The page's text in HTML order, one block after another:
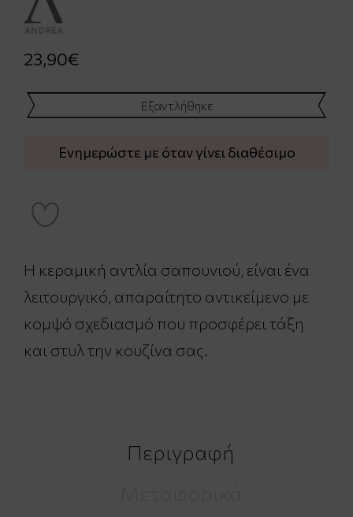
23,90€
Εξαντλήθηκε
Ενημερώστε με όταν γίνει διαθέσιμο
Η κεραμική αντλία σαπουνιού, είναι ένα
λειτουργικό, απαραίτητο αντικείμενο με
κομψό σχεδιασμό που προσφέρει τάξη
και στυλ την κουζίνα σας.
Περιγραφή